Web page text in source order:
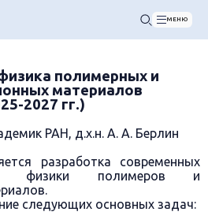
МЕНЮ
полимерных и
материалов
2027 гг.)
РАН, д.х.н. А. А. Берлин
разработка современных
физики полимеров и
следующих основных задач: